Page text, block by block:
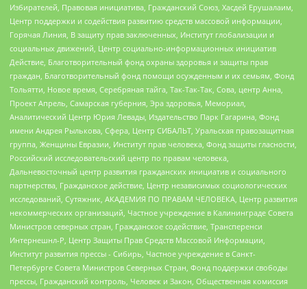
Избирателей, Правовая инициатива, Гражданский Союз, Хасдей Ерушалаим,
Центр поддержки и содействия развитию средств массовой информации,
Горячая Линия, В защиту прав заключенных, Институт глобализации и
социальных движений, Центр социально-информационных инициатив
Действие, Благотворительный фонд охраны здоровья и защиты прав
граждан, Благотворительный фонд помощи осужденным и их семьям, Фонд
Тольятти, Новое время, Серебряная тайга, Так-Так-Так, Сова, центр Анна,
Проект Апрель, Самарская губерния, Эра здоровья, Мемориал,
Аналитический Центр Юрия Левады, Издательство Парк Гагарина, Фонд
имени Андрея Рылькова, Сфера, Центр СИБАЛЬТ, Уральская правозащитная
группа, Женщины Евразии, Институт прав человека, Фонд защиты гласности,
Российский исследовательский центр по правам человека,
Дальневосточный центр развития гражданских инициатив и социального
партнерства, Гражданское действие, Центр независимых социологических
исследований, Сутяжник, АКАДЕМИЯ ПО ПРАВАМ ЧЕЛОВЕКА, Центр развития
некоммерческих организаций, Частное учреждение в Калининграде Совета
Министров северных стран, Гражданское содействие, Трансперенси
Интернешнл-Р, Центр Защиты Прав Средств Массовой Информации,
Институт развития прессы - Сибирь, Частное учреждение в Санкт-
Петербурге Совета Министров Северных Стран, Фонд поддержки свободы
прессы, Гражданский контроль, Человек и Закон, Общественная комиссия